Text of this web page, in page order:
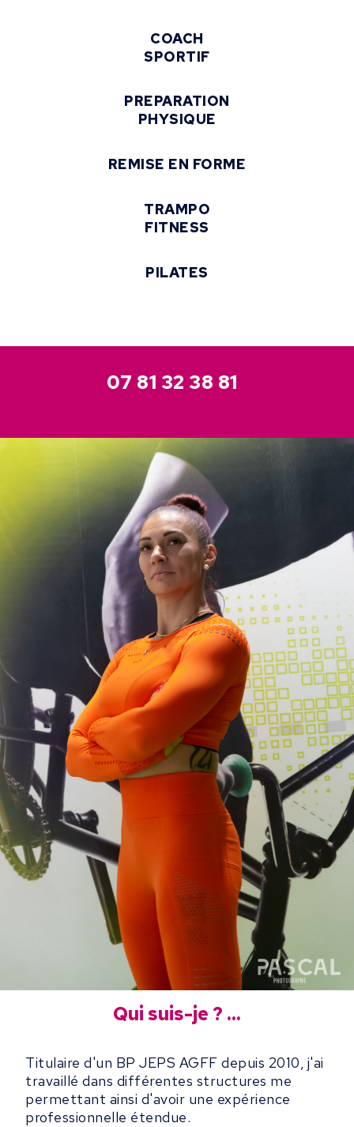
COACH
SPORTIF
PREPARATION
PHYSIQUE
REMISE EN FORME
TRAMPO
FITNESS
PILATES
07 81 32 38 81
Qui suis-je ? ...
Titulaire d'un BP JEPS AGFF depuis 2010, j'ai
travaillé dans différentes structures me
permettant ainsi d'avoir une expérience
professionnelle étendue.